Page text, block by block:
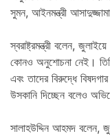
সুমন, আইনমন্ত্রী
স্বরাষ্ট্রমন্ত্রী বলেন,
কোনও অনুশোচনা নেই। তিনি
এবং তাদের বিরুদ্ধে
উসকানি দিচ্ছেন বলেও
সালাহউদ্দিন আহমদ বলেন,